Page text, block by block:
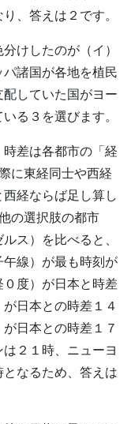
、答えは２です。
けしたのが（イ）
諸国が各地を植民
していた国がヨー
る３を選びます。
時差は各都市の「経
に東経同士や西経
経ならば足し算し
の選択肢の都市
ス）を比べると、
線）が最も時刻が
度）が日本と時差
日本との時差１４
日本との時差１７
２１時、ニューヨ
なるため、答えは